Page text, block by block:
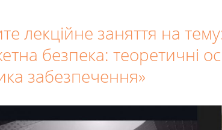
лекційне заняття на
безпека: теоретичні
забезпечення»